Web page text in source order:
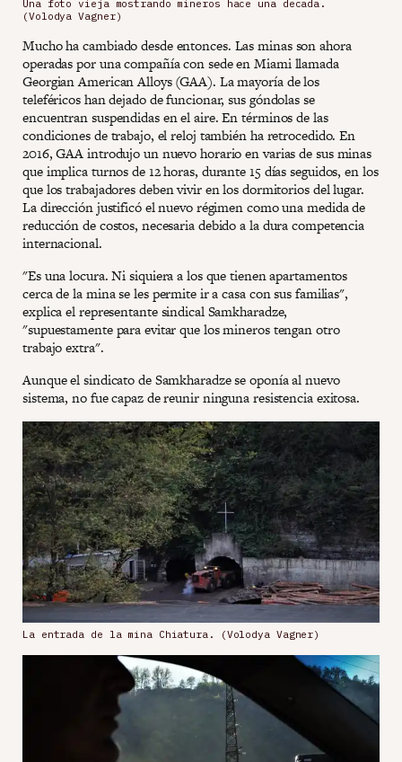
Una foto vieja mostrando mineros hace una decada.
(Volodya Vagner)
Mucho ha cambiado desde entonces. Las minas son ahora
operadas por una compañía con sede en Miami llamada
Georgian American Alloys (GAA). La mayoría de los
teleféricos han dejado de funcionar, sus góndolas se
encuentran suspendidas en el aire. En términos de las
condiciones de trabajo, el reloj también ha retrocedido. En
2016, GAA introdujo un nuevo horario en varias de sus minas
que implica turnos de 12 horas, durante 15 días seguidos, en los
que los trabajadores deben vivir en los dormitorios del lugar.
La dirección justificó el nuevo régimen como una medida de
reducción de costos, necesaria debido a la dura competencia
internacional.
"Es una locura. Ni siquiera a los que tienen apartamentos
cerca de la mina se les permite ir a casa con sus familias",
explica el representante sindical Samkharadze,
"supuestamente para evitar que los mineros tengan otro
trabajo extra".
Aunque el sindicato de Samkharadze se oponía al nuevo
sistema, no fue capaz de reunir ninguna resistencia exitosa.
La entrada de la mina Chiatura. (Volodya Vagner)